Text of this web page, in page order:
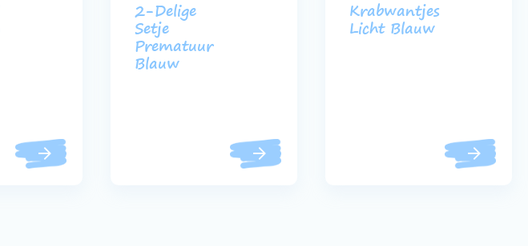
2-Delige
Setje
Prematuur
Blauw
Krabwantjes
Licht Blauw